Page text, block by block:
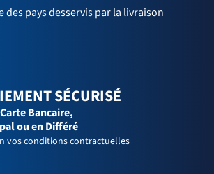
des pays desservis par la livraison
SÉCURISÉ
Bancaire,
ou en Différé
vos conditions contractuelles